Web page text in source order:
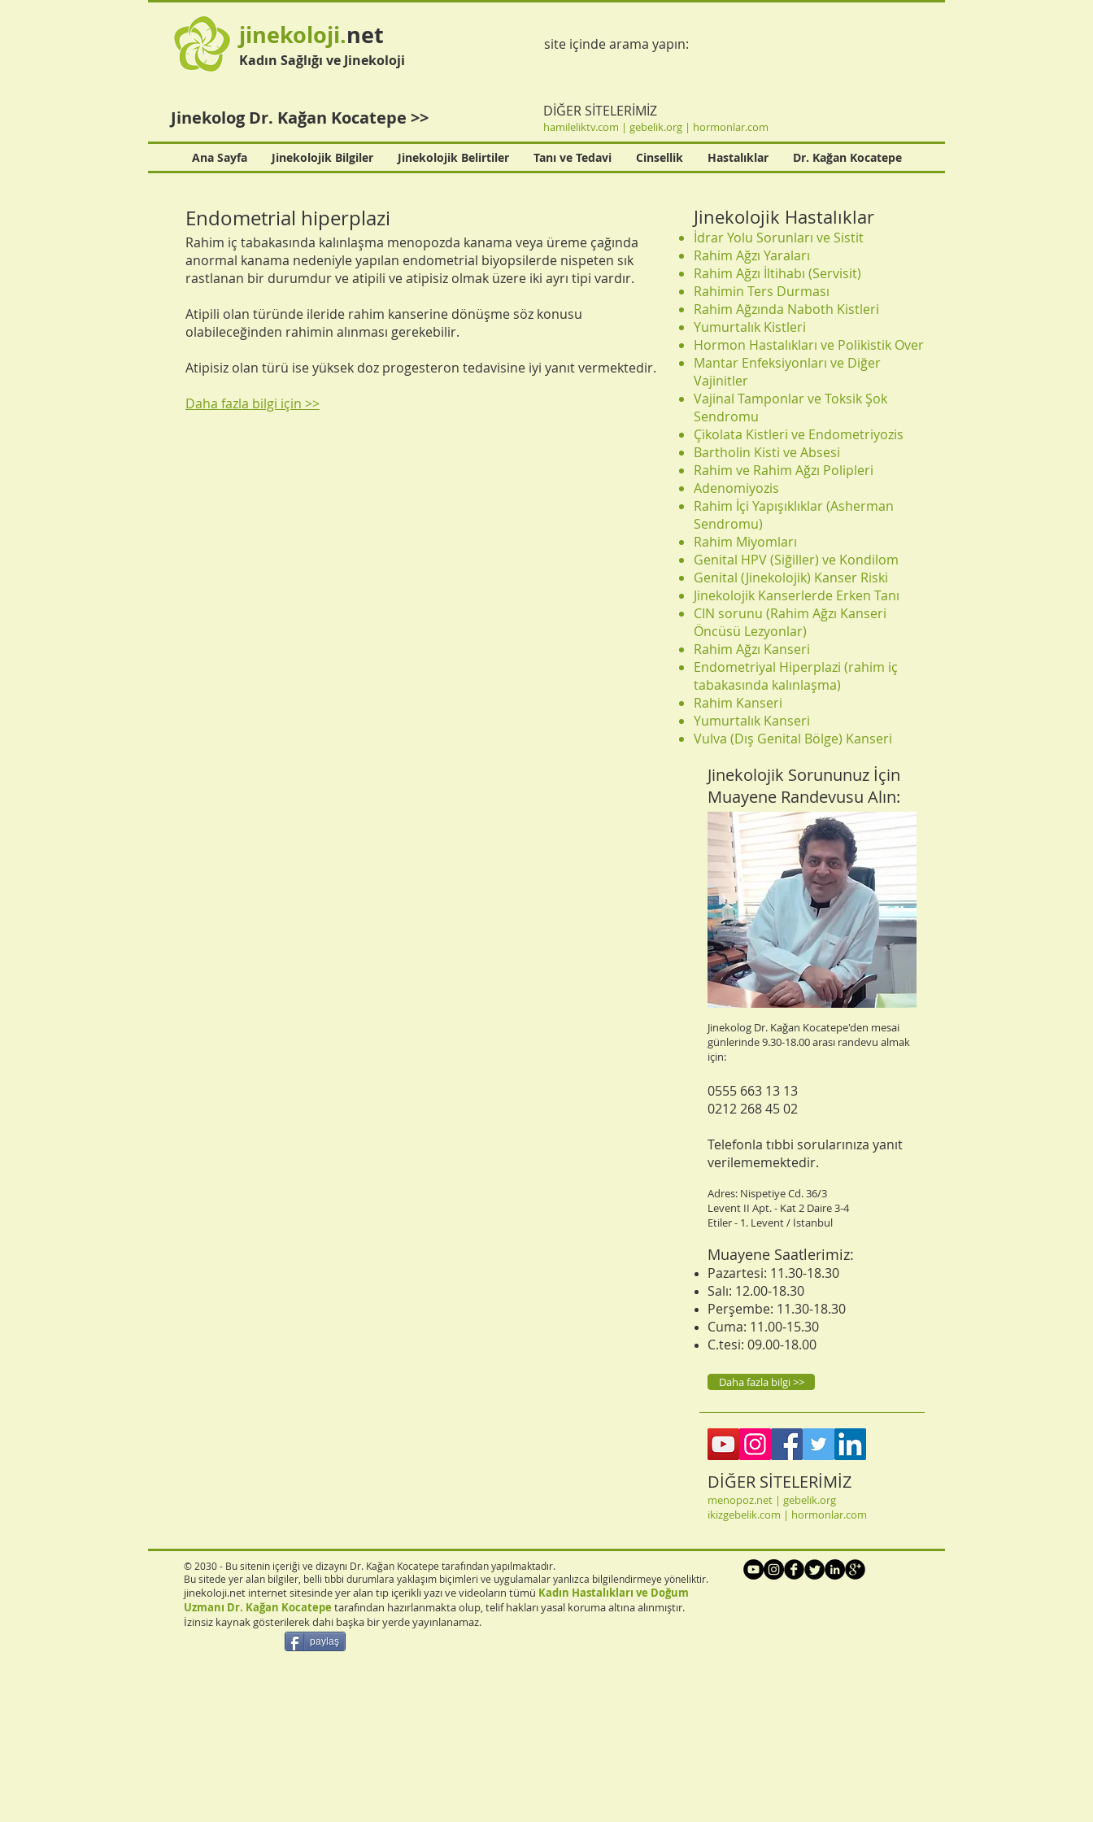
jinekoloji.net
Kadın Sağlığı ve Jinekoloji
site içinde arama yapın:
Jinekolog Dr. Kağan Kocatepe >> DİĞER SİTELERİMİZ
hamileliktv.com | gebelik.org | hormonlar.com
Ana Sayfa Jinekolojik Bilgiler Jinekolojik Belirtiler Tanı ve Tedavi Cinsellik Hastalıklar Dr. Kağan Kocatepe
Endometrial hiperplazi
Rahim iç tabakasında kalınlaşma menopozda kanama veya üreme çağında
anormal kanama nedeniyle yapılan endometrial biyopsilerde nispeten sık
rastlanan bir durumdur ve atipili ve atipisiz olmak üzere iki ayrı tipi vardır.
Atipili olan türünde ileride rahim kanserine dönüşme söz konusu
olabileceğinden rahimin alınması gerekebilir.
Atipisiz olan türü ise yüksek doz progesteron tedavisine iyi yanıt vermektedir.
Daha fazla bilgi için >>
Jinekolojik Hastalıklar
İdrar Yolu Sorunları ve Sistit
Rahim Ağzı Yaraları
Rahim Ağzı İltihabı (Servisit)
Rahimin Ters Durması
Rahim Ağzında Naboth Kistleri
Yumurtalık Kistleri
Hormon Hastalıkları ve Polikistik Over
Mantar Enfeksiyonları ve Diğer
Vajinitler
Vajinal Tamponlar ve Toksik Şok
Sendromu
Çikolata Kistleri ve Endometriyozis
Bartholin Kisti ve Absesi
Rahim ve Rahim Ağzı Polipleri
Adenomiyozis
Rahim İçi Yapışıklıklar (Asherman
Sendromu)
Rahim Miyomları
Genital HPV (Siğiller) ve Kondilom
Genital (Jinekolojik) Kanser Riski
Jinekolojik Kanserlerde Erken Tanı
CIN sorunu (Rahim Ağzı Kanseri
Öncüsü Lezyonlar)
Rahim Ağzı Kanseri
Endometriyal Hiperplazi (rahim iç
tabakasında kalınlaşma)
Rahim Kanseri
Yumurtalık Kanseri
Vulva (Dış Genital Bölge) Kanseri
Jinekolojik Sorununuz İçin
Muayene Randevusu Alın:
Jinekolog Dr. Kağan Kocatepe'den mesai
günlerinde 9.30-18.00 arası randevu almak
için:
0555 663 13 13
0212 268 45 02​
Telefonla tıbbi sorularınıza yanıt
verilememektedir.
Adres: Nispetiye Cd. 36/3
Levent II Apt. - Kat 2 Daire 3-4
Etiler - 1. Levent / İstanbul
Muayene Saatlerimiz:
Pazartesi: 11.30-18.30
Salı: 12.00-18.30
Perşembe: 11.30-18.30
Cuma: 11.00-15.30
C.tesi: 09.00-18.00
Daha fazla bilgi >>
DİĞER SİTELERİMİZ
menopoz.net | gebelik.org
ikizgebelik.com | hormonlar.com
© 2030 - Bu sitenin içeriği ve dizaynı Dr. Kağan Kocatepe tarafından yapılmaktadır.
Bu sitede yer alan bilgiler, belli tıbbi durumlara yaklaşım biçimleri ve uygulamalar yanlızca bilgilendirmeye yöneliktir.
jinekoloji.net internet sitesinde yer alan tıp içerikli yazı ve videoların tümü Kadın Hastalıkları ve Doğum
Uzmanı Dr. Kağan Kocatepe tarafından hazırlanmakta olup, telif hakları yasal koruma altına alınmıştır.
İzinsiz kaynak gösterilerek dahi başka bir yerde yayınlanamaz.
paylaş